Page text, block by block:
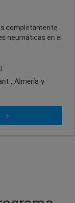
completamente
neumáticas en el
, Almería y